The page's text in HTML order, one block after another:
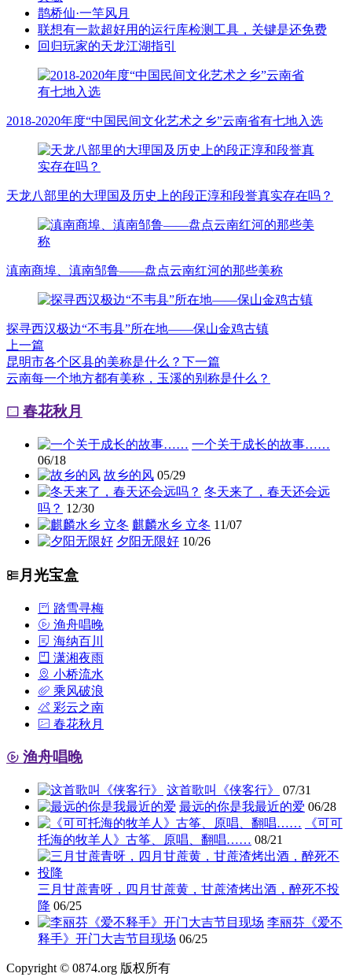
鹊桥仙·一竿风月
联想有一款超好用的运行库检测工具，关键是还免费
回归玩家的天龙江湖指引
2018-2020年度“中国民间文化艺术之乡”云南省有七地入选
天龙八部里的大理国及历史上的段正淳和段誉真实存在吗？
滇南商埠、滇南邹鲁——盘点云南红河的那些美称
探寻西汉极边“不韦县”所在地——保山金鸡古镇
上一篇
昆明市各个区县的美称是什么？ 下一篇
云南每一个地方都有美称，玉溪的别称是什么？
春花秋月
一个关于成长的故事……
06/18
故乡的风 05/29
冬天来了，春天还会远
吗？ 12/30
麒麟水乡 立冬 11/07
夕阳无限好 10/26
月光宝盒
踏雪寻梅
渔舟唱晚
海纳百川
潇湘夜雨
小桥流水
乘风破浪
彩云之南
春花秋月
渔舟唱晚
这首歌叫《侠客行》
07/31
最远的你是我最近的爱 06/28
《可可
托海的牧羊人》古筝、原唱、翻唱…… 08/21
三月甘蔗青呀，四月甘蔗黄，甘蔗渣烤出酒，醉死不投
降 06/25
李丽芬《爱不
释手》开门大吉节目现场 06/25
Copyright © 0874.org 版权所有